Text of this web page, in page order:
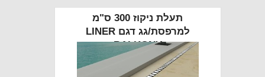
תעלת ניקוז 300 ס"מ
למרפסת/גג דגם LINER
BALKONY